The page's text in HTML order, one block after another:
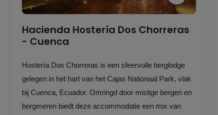
Hacienda Hostería Dos Chorreras
- Cuenca
Hostería Dos Chorreras is een sfeervolle berglodge
gelegen in het hart van het Cajas Nationaal Park, vlak
bij Cuenca, Ecuador. Omringd door mistige bergen en
bergmeren biedt deze accommodatie een mix van